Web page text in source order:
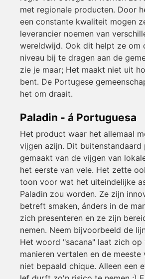
met regionale producten. Door
een constante kwaliteit mogen
leverancier noemen van
wereldwijd. Ook dit helpt ze om
niveau bij te dragen aan de
zie je maar; Het maakt niet uit
bent. De Portugese
het om draait.
Paladin - á Portuguesa
Het product waar het allemaal
vijgen azijn. Dit buitenstandaard
gemaakt van de vijgen van
het eerste van vele. Het zette
toon voor wat het uiteindelijke
Paladin zou worden. Ze zijn
betreft smaken, ánders in de
zich presenteren en ze zijn
nemen. Neem bijvoorbeeld de
Het woord "sacana" laat zich op
manieren vertalen en de
niet bepaald chique. Alleen een